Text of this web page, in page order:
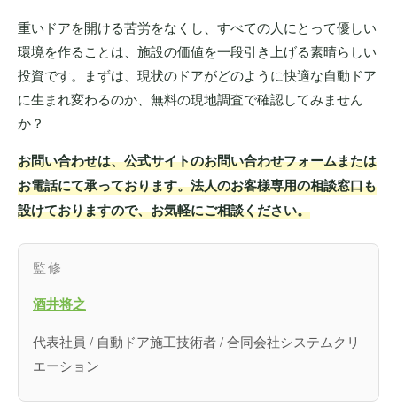
重いドアを開ける苦労をなくし、すべての人にとって優しい
環境を作ることは、施設の価値を一段引き上げる素晴らしい
投資です。まずは、現状のドアがどのように快適な自動ドア
に生まれ変わるのか、無料の現地調査で確認してみません
か？
お問い合わせは、公式サイトのお問い合わせフォームまたは
お電話にて承っております。法人のお客様専用の相談窓口も
設けておりますので、お気軽にご相談ください。
監修
酒井将之
代表社員 / 自動ドア施工技術者 / 合同会社システムクリ
エーション